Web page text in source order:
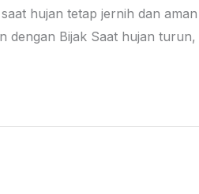
hujan tetap jernih dan
dengan Bijak Saat hujan